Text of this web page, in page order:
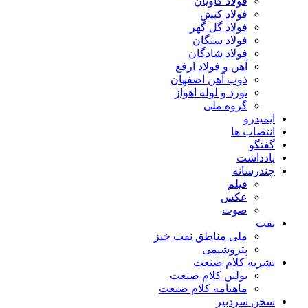
فولاد کیش
فولاد گل گهر
فولاد سنگان
فولاد شادگان
آهن و فولاد ارفع
ذوب آهن اصفهان
نورد و لوله اهواز
گروه ملی
ایمیدرو
انتصاب ها
گفتگو
یادداشت
چندرسانه
فیلم
عکس
صوت
نفت
ملی مناطق نفت خیز
پتروشیمی
نشریه کلام صنعت
بولتن کلام صنعت
ماهنامه کلام صنعت
سخن سردبیر